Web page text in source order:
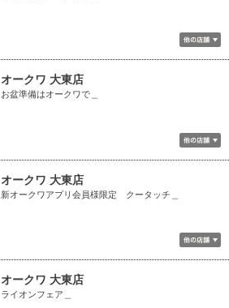
オークワ 大東店
お盆準備はオークワで＿
オークワ 大東店
新オークワアプリ会員様限定 クータッチ＿
オークワ 大東店
ライオンフェア＿